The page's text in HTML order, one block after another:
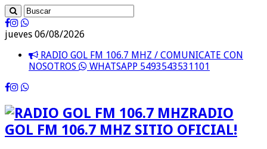
jueves 06/08/2026
RADIO GOL FM 106.7 MHZ / COMUNICATE CON
NOSOTROS
WHATSAPP 5493543531101
RADIO
GOL FM 106.7 MHZ SITIO OFICIAL!